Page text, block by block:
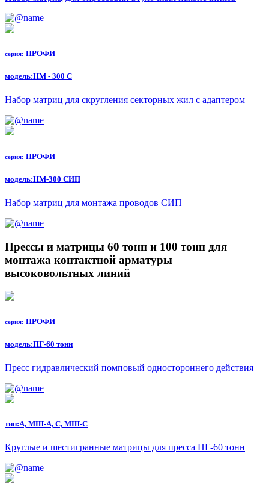
серия: ПРОФИ
модель:НМ - 300 С
Набор матриц для скругления секторных жил с адаптером
серия: ПРОФИ
модель:НМ-300 СИП
Набор матриц для монтажа проводов СИП
Прессы и матрицы 60 тонн и 100 тонн для
монтажа контактной арматуры
высоковольтных линий
серия: ПРОФИ
модель:ПГ-60 тонн
Пресс гидравлический помповый одностороннего действия
тип:А, МШ-А, С, МШ-С
Круглые и шестигранные матрицы для пресса ПГ-60 тонн